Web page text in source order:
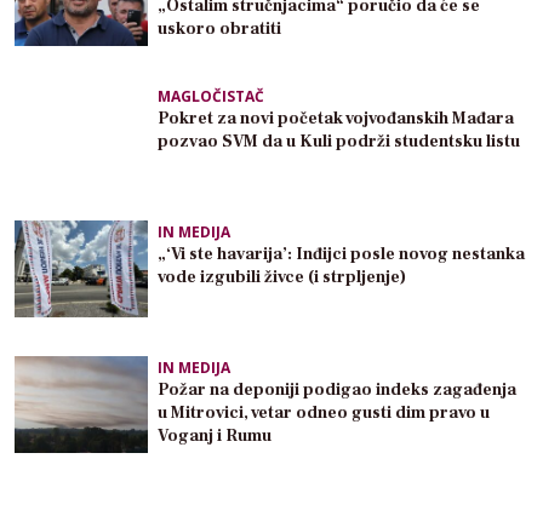
„Ostalim stručnjacima“ poručio da će se
uskoro obratiti
MAGLOČISTAČ
Pokret za novi početak vojvođanskih Mađara
pozvao SVM da u Kuli podrži studentsku listu
IN MEDIJA
„‘Vi ste havarija’: Inđijci posle novog nestanka
vode izgubili živce (i strpljenje)
IN MEDIJA
Požar na deponiji podigao indeks zagađenja
u Mitrovici, vetar odneo gusti dim pravo u
Voganj i Rumu